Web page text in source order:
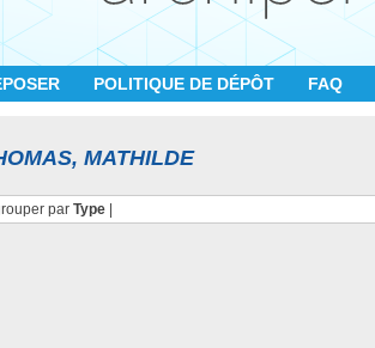
POLITIQUE DE DÉPÔT FAQ
MATHILDE
par Type|